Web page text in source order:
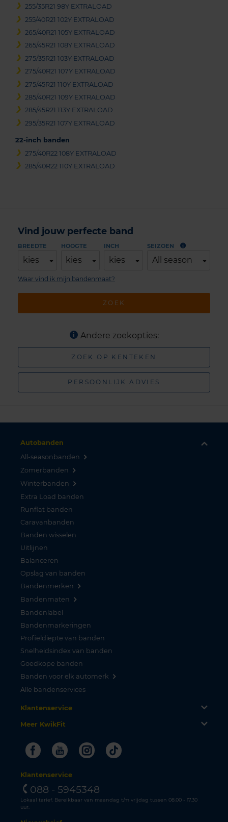
255/35R21 98Y EXTRALOAD
255/40R21 102Y EXTRALOAD
265/40R21 105Y EXTRALOAD
265/45R21 108Y EXTRALOAD
275/35R21 103Y EXTRALOAD
275/40R21 107Y EXTRALOAD
275/45R21 110Y EXTRALOAD
285/40R21 109Y EXTRALOAD
285/45R21 113Y EXTRALOAD
295/35R21 107Y EXTRALOAD
22-inch banden
275/40R22 108Y EXTRALOAD
285/40R22 110Y EXTRALOAD
Vind jouw perfecte band
BREEDTE
kies
HOOGTE
kies
INCH
kies
SEIZOEN
All season
ZOEK
Waar vind ik mijn bandenmaat?
Andere zoekopties:
ZOEK OP KENTEKEN
PERSOONLIJK ADVIES
Autobanden
All-seasonbanden
Zomerbanden
Winterbanden
Extra Load banden
Runflat banden
Caravanbanden
Banden wisselen
Uitlijnen
Balanceren
Opslag van banden
Bandenmerken
Bandenmaten
Bandenlabel
Bandenmarkeringen
Profieldiepte van banden
Snelheidsindex van banden
Goedkope banden
Banden voor elk automerk
Alle bandenservices
Klantenservice
Meer KwikFit
FacebookYoutubeInstagram
Tiktok
Klantenservice
088 - 5945348
Lokaal tarief. Bereikbaar van maandag t/m vrijdag tussen 08.00 - 17.30
uur.